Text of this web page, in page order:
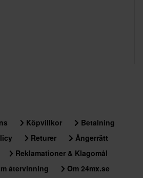
Köpvillkor
Betalning
Returer
Ångerrätt
Reklamationer & Klagomål
återvinning
Om 24mx.se